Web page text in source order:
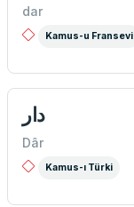
dar
Kamus-u Fransevi
دار
Dâr
Kamus-ı Türki